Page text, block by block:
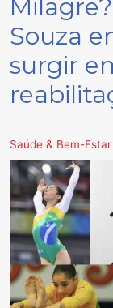
Souza
surgir
Saúde & Bem-Estar